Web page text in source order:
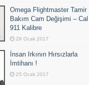
Omega Flightmaster Tamir
Bakım Cam Değişimi – Cal
911 Kalibre
29 Ocak 2017
İnsan Irkının Hırsızlarla
İmtihanı !
25 Ocak 2017